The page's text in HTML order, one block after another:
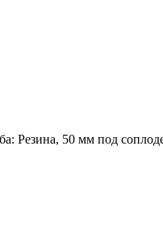
Резина, 50 мм под